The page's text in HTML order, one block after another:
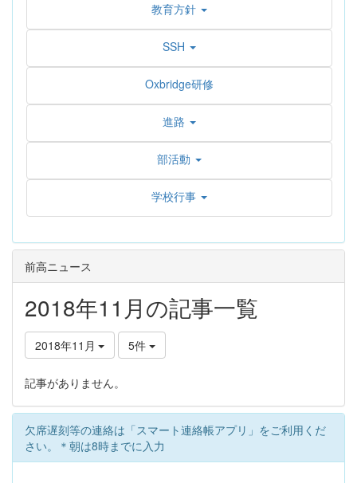
教育方針
SSH
Oxbridge研修
進路
部活動
学校行事
前高ニュース
2018年11月の記事一覧
2018年11月 5件
記事がありません。
欠席遅刻等の連絡は「スマート連絡帳アプリ」をご利用くだ
さい。＊朝は8時までに入力